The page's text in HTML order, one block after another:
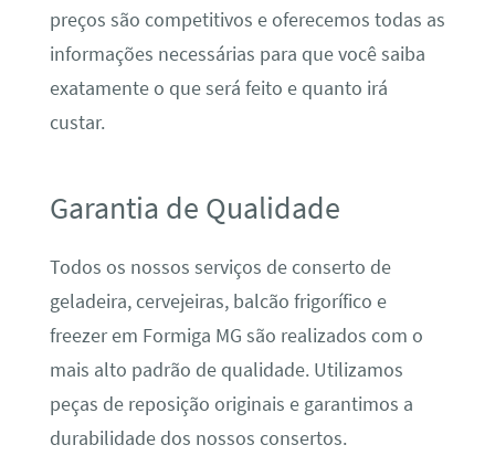
preços são competitivos e oferecemos todas as
informações necessárias para que você saiba
exatamente o que será feito e quanto irá
custar.
Garantia de Qualidade
Todos os nossos serviços de conserto de
geladeira, cervejeiras, balcão frigorífico e
freezer em Formiga MG são realizados com o
mais alto padrão de qualidade. Utilizamos
peças de reposição originais e garantimos a
durabilidade dos nossos consertos.